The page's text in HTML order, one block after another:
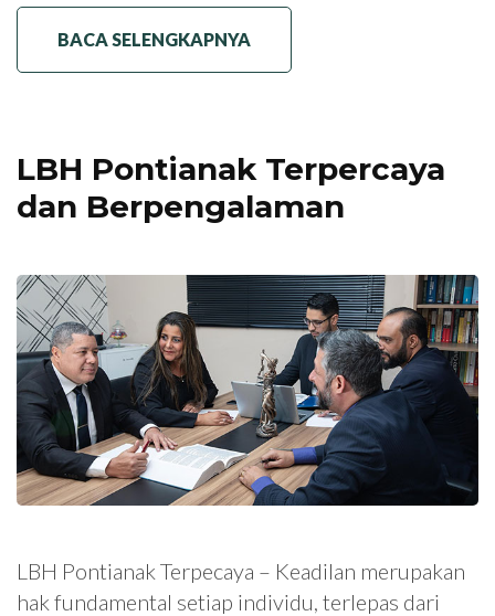
BACA SELENGKAPNYA
LBH Pontianak Terpercaya
dan Berpengalaman
LBH Pontianak Terpecaya – Keadilan merupakan
hak fundamental setiap individu, terlepas dari